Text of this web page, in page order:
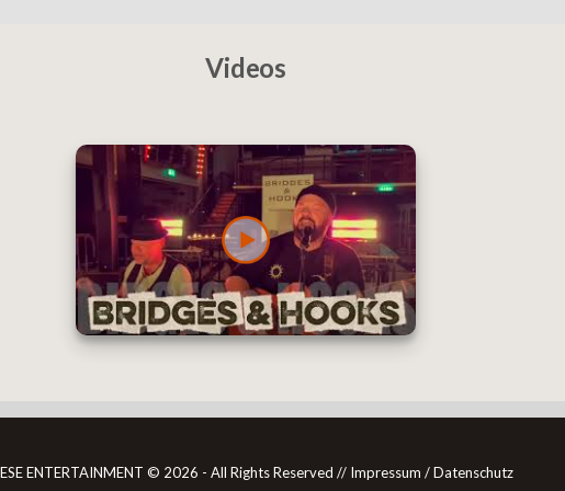
Videos
ENTERTAINMENT © 2026 - All Rights Reserved // Impressum / Datenschutz